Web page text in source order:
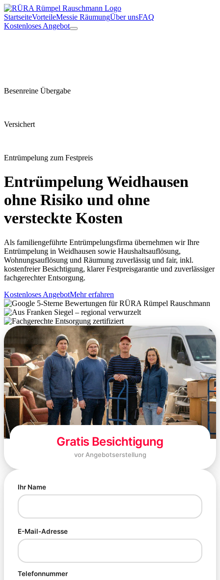
StartseiteVorteileMessie RäumungÜber unsFAQ
Kostenloses Angebot
Besenreine Übergabe
Versichert
Entrümpelung zum Festpreis
EntrümpelungWeidhausen
ohne Risiko und ohne
versteckte Kosten
Als familiengeführte Entrümpelungsfirma übernehmen wir Ihre
Entrümpelung in Weidhausen sowie Haushaltsauflösung,
Wohnungsauflösung und Räumung zuverlässig und fair, inkl.
kostenfreier Besichtigung, klarer Festpreisgarantie und zuverlässiger
fachgerechter Entsorgung.
Kostenloses AngebotMehr erfahren
Gratis Besichtigung
vor Angebotserstellung
Ihr Name
E-Mail-Adresse
Telefonnummer